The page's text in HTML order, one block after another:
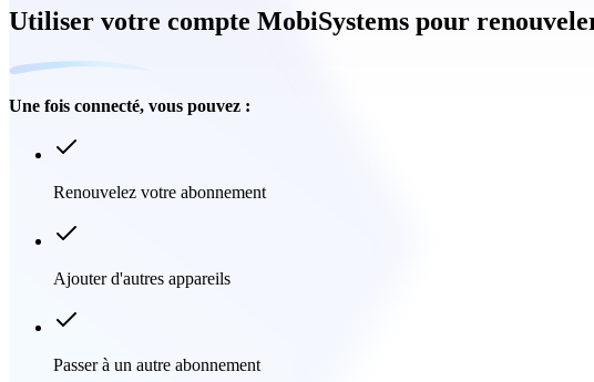
Utiliser votre compte MobiSystems pour
Une fois connecté, vous pouvez :
Renouvelez votre abonnement
Ajouter d'autres appareils
Passer à un autre abonnement